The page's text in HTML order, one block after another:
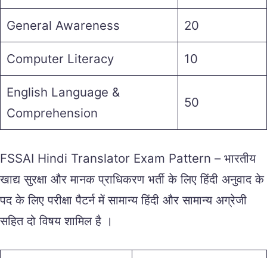
General Awareness 20
Computer Literacy 10
English Language &
Comprehension
50
FSSAI Hindi Translator Exam Pattern – भारतीय
खाद्य सुरक्षा और मानक प्राधिकरण भर्ती के लिए हिंदी अनुवाद के
पद के लिए परीक्षा पैटर्न में सामान्य हिंदी और सामान्य अग्रेजी
सहित दो विषय शामिल है ।